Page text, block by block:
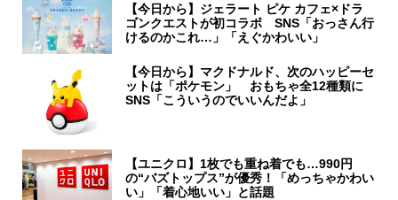
【今日から】ジェラート ピケ カフェ×ドラ
ゴンクエストが初コラボ SNS「おっさん行
けるのかこれ…」「えぐかわいい」
【今日から】マクドナルド、次のハッピーセ
ットは「ポケモン」 おもちゃ全12種類に
SNS「こういうのでいいんだよ」
【ユニクロ】1枚でも重ね着でも…990円
の“バズトップス”が優秀！「めっちゃかわい
い」「着心地いい」と話題